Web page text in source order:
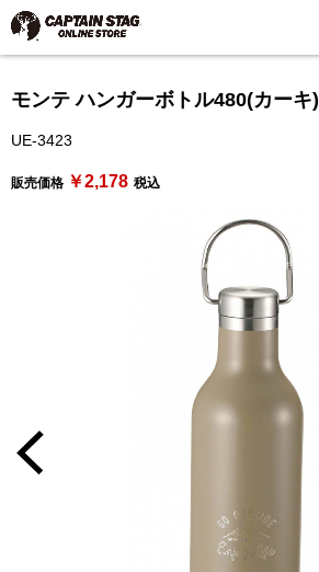
モンテ ハンガーボトル480(カーキ)
UE-3423
販売価格 ￥2,178 税込